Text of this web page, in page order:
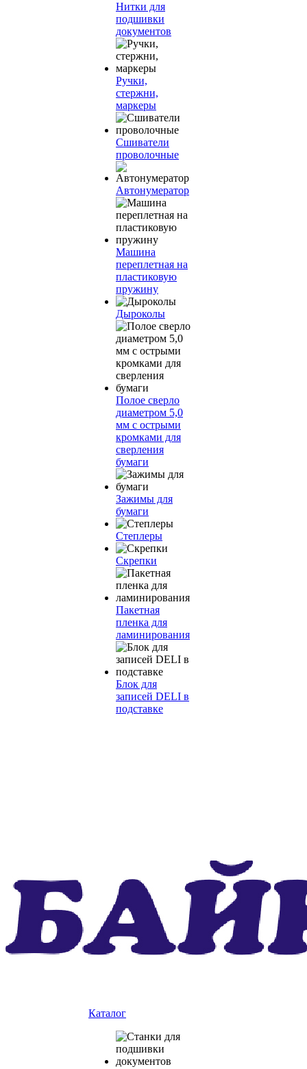
Нитки для
подшивки
документов
Ручки,
стержни,
маркеры
Сшиватели
проволочные
Автонумератор
Машина
переплетная на
пластиковую
пружину
Дыроколы
Полое сверло
диаметром 5,0
мм с острыми
кромками для
сверления
бумаги
Зажимы для
бумаги
Степлеры
Скрепки
Пакетная
пленка для
ламинирования
Блок для
записей DELI в
подставке
Каталог